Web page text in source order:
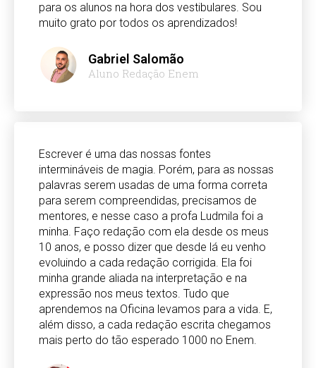
para os alunos na hora dos vestibulares. Sou
muito grato por todos os aprendizados!
Gabriel Salomão
Aluno Redação Enem
Escrever é uma das nossas fontes
intermináveis de magia. Porém, para as nossas
palavras serem usadas de uma forma correta
para serem compreendidas, precisamos de
mentores, e nesse caso a profa Ludmila foi a
minha. Faço redação com ela desde os meus
10 anos, e posso dizer que desde lá eu venho
evoluindo a cada redação corrigida. Ela foi
minha grande aliada na interpretação e na
expressão nos meus textos. Tudo que
aprendemos na Oficina levamos para a vida. E,
além disso, a cada redação escrita chegamos
mais perto do tão esperado 1000 no Enem.